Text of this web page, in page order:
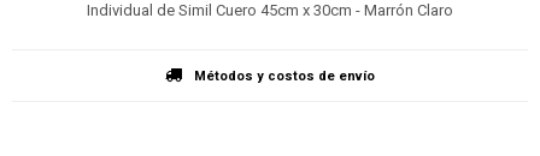
Individual de Simil Cuero 45cm x 30cm - Marrón Claro
Métodos y costos de envío